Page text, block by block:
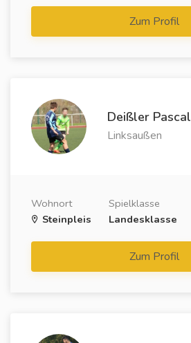
Zum Profil
Deißler Pascal
Linksaußen
Wohnort
Steinpleis
Spielklasse
Landesklasse
Zum Profil